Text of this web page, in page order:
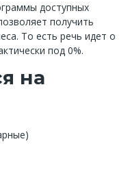
доступных
получить
То есть речь идет о
под 0%.
на